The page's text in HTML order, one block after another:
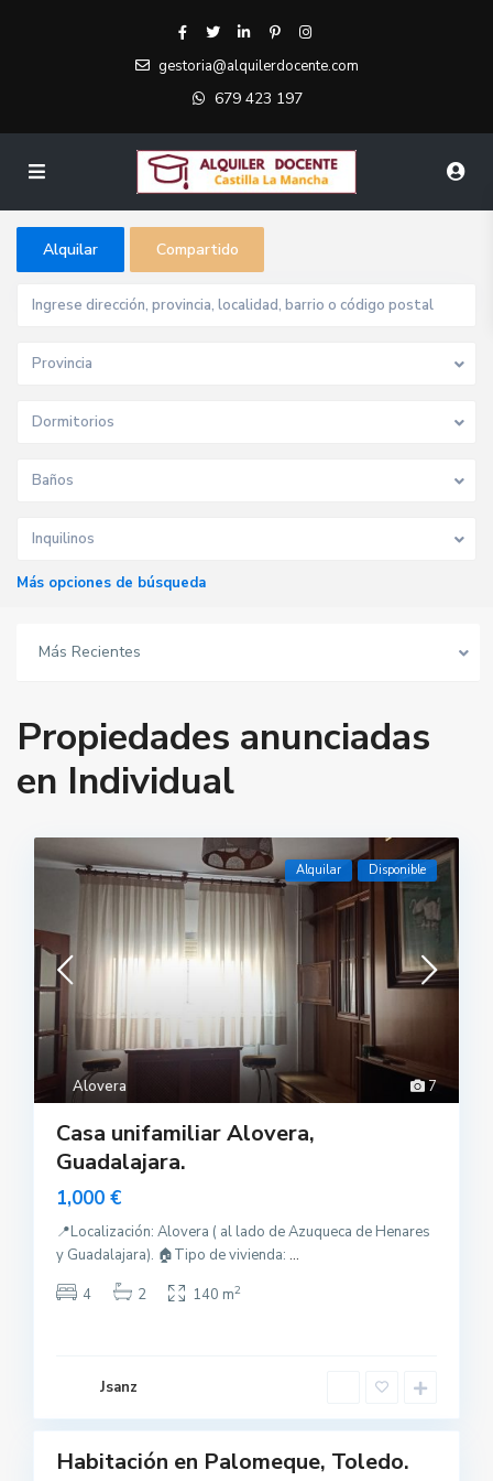
gestoria@alquilerdocente.com
679 423 197
Alquilar Compartido
Provincia
Dormitorios
Baños
Inquilinos
Más opciones de búsqueda
Más Recientes
Propiedades anunciadas
en Individual
7
Alovera
Alquilar Disponible
Casa unifamiliar Alovera,
Guadalajara.
1,000 €
📍Localización: Alovera ( al lado de Azuqueca de Henares
y Guadalajara). 🏠Tipo de vivienda: ...
4
2 140 m2
Jsanz
P
a
e
Habitación en Palomeque, Toledo.